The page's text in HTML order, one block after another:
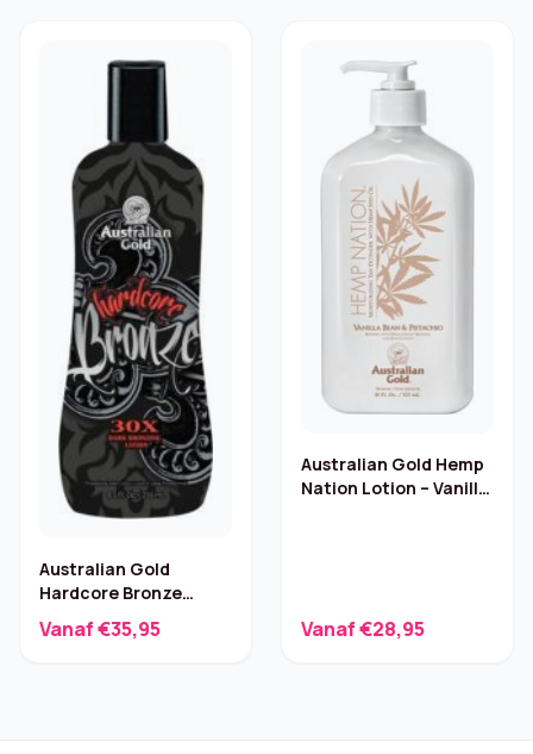
Australian Gold
Hardcore Bronze
Bruiningsmist 250 ml
Vanaf €35,95
Australian Gold Hemp
Nation Lotion – Vanille
Vanaf €28,95